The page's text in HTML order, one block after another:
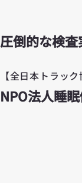
圧倒的な検
【全日本トラッ
NPO法人睡